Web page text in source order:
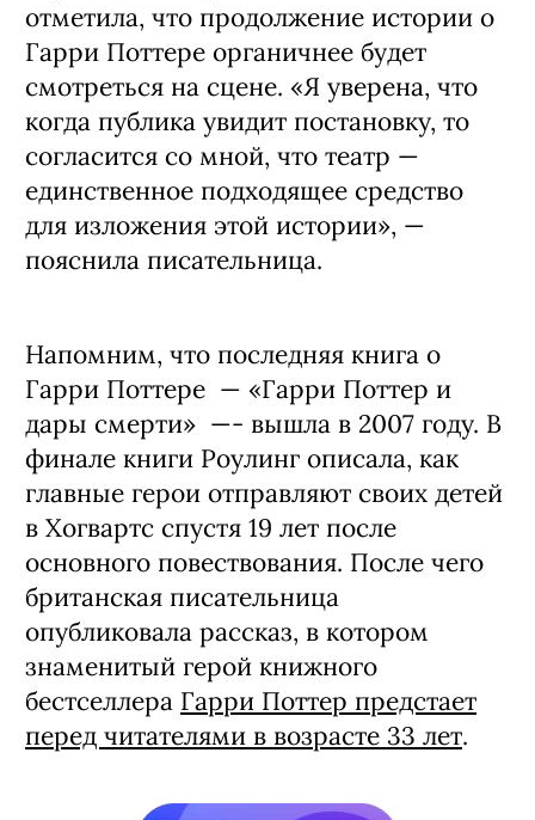
отметила, что продолжение истории о
Гарри Поттере органичнее будет
смотреться на сцене. «Я уверена, что
когда публика увидит постановку, то
согласится со мной, что театр —
единственное подходящее средство
для изложения этой истории», —
пояснила писательница.
Напомним, что последняя книга о
Гарри Поттере — «Гарри Поттер и
дары смерти» —- вышла в 2007 году. В
финале книги Роулинг описала, как
главные герои отправляют своих детей
в Хогвартс спустя 19 лет после
основного повествования. После чего
британская писательница
опубликовала рассказ, в котором
знаменитый герой книжного
бестселлера Гарри Поттер предстает
перед читателями в возрасте 33 лет.